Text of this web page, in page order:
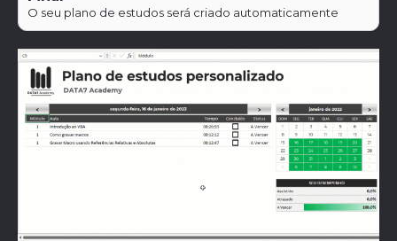
O seu plano de estudos será criado automaticamente